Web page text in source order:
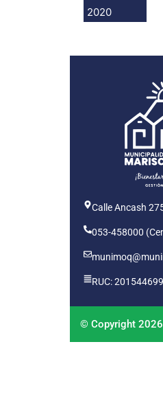
2020
Calle Ancash
053-458000
RUC:
© Copyright